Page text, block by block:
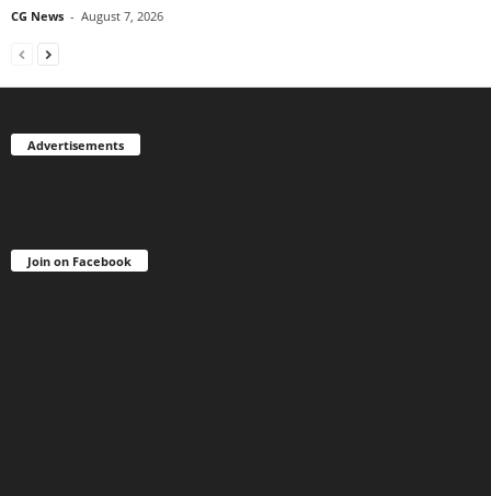
CG News - August 7, 2026
Advertisements
Join on Facebook